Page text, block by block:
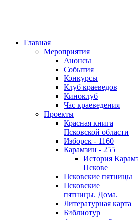
Главная
Мероприятия
Анонсы
События
Конкурсы
Клуб краеведов
Киноклуб
Час краеведения
Проекты
Красная книга
Псковской области
Изборск - 1160
Карамзин - 255
История
Пскове
Псковские пятницы
Псковские
пятницы. Дома.
Литературная карта
Библиотур